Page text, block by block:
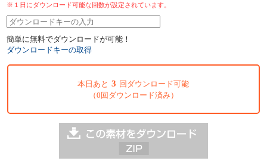
※１日にダウンロード可能な回数が設定されています。
簡単に無料でダウンロードが可能！
ダウンロードキーの取得
本日あと 3 回ダウンロード可能
（0回ダウンロード済み）